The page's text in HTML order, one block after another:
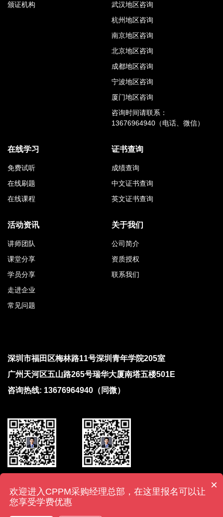
颁证机构
武汉地区咨询
杭州地区咨询
南京地区咨询
北京地区咨询
成都地区咨询
宁波地区咨询
厦门地区咨询
咨询时间请联系：
13676964940（电话、微信）
在线学习
免费试听
在线刷题
在线课程
证书查询
成绩查询
中文证书查询
英文证书查询
活动资讯
讲师团队
课堂分享
学员分享
走进企业
常见问题
关于我们
公司简介
资质授权
联系我们
深圳市福田区梅林路11号深圳青年学院205室
广州天河区五山路265号瑞华大厦南塔五楼501E
咨询热线: 13676964940（同微）
Copyright © caigoushi.net Inc. All Rights Reserved 深圳市
×
欢迎进入CPPM采购经理总部，在这里报名可以让
您享受学费优惠